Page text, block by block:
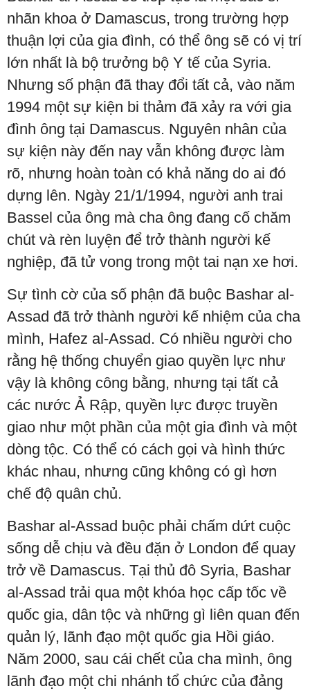
nhãn khoa ở Damascus, trong trường hợp
thuận lợi của gia đình, có thể ông sẽ có vị trí
lớn nhất là bộ trưởng bộ Y tế của Syria.
Nhưng số phận đã thay đổi tất cả, vào năm
1994 một sự kiện bi thảm đã xảy ra với gia
đình ông tại Damascus. Nguyên nhân của
sự kiện này đến nay vẫn không được làm
rõ, nhưng hoàn toàn có khả năng do ai đó
dựng lên. Ngày 21/1/1994, người anh trai
Bassel của ông mà cha ông đang cố chăm
chút và rèn luyện để trở thành người kế
nghiệp, đã tử vong trong một tai nạn xe hơi.
Sự tình cờ của số phận đã buộc Bashar al-
Assad đã trở thành người kế nhiệm của cha
mình, Hafez al-Assad. Có nhiều người cho
rằng hệ thống chuyển giao quyền lực như
vậy là không công bằng, nhưng tại tất cả
các nước Ả Rập, quyền lực được truyền
giao như một phần của một gia đình và một
dòng tộc. Có thể có cách gọi và hình thức
khác nhau, nhưng cũng không có gì hơn
chế độ quân chủ.
Bashar al-Assad buộc phải chấm dứt cuộc
sống dễ chịu và đều đặn ở London để quay
trở về Damascus. Tại thủ đô Syria, Bashar
al-Assad trải qua một khóa học cấp tốc về
quốc gia, dân tộc và những gì liên quan đến
quản lý, lãnh đạo một quốc gia Hồi giáo.
Năm 2000, sau cái chết của cha mình, ông
lãnh đạo một chi nhánh tổ chức của đảng